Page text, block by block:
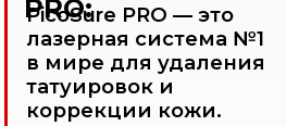
Почему именно мы?
Подробнее о PicoSure PRO